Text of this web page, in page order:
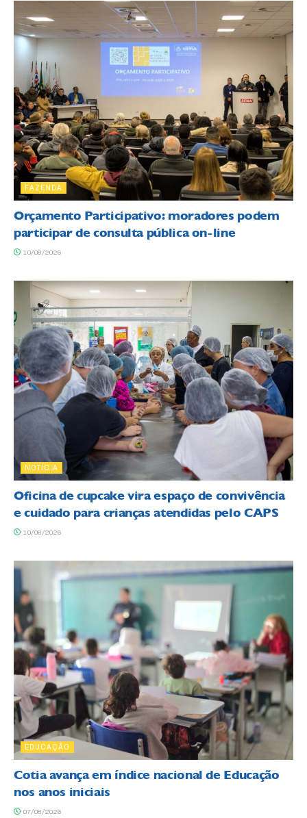
FAZENDA
Orçamento Participativo: moradores podem
participar de consulta pública on-line
10/08/2026
NOTÍCIA
Oficina de cupcake vira espaço de convivência
e cuidado para crianças atendidas pelo CAPS
10/08/2026
EDUCAÇÃO
Cotia avança em índice nacional de Educação
nos anos iniciais
07/08/2026